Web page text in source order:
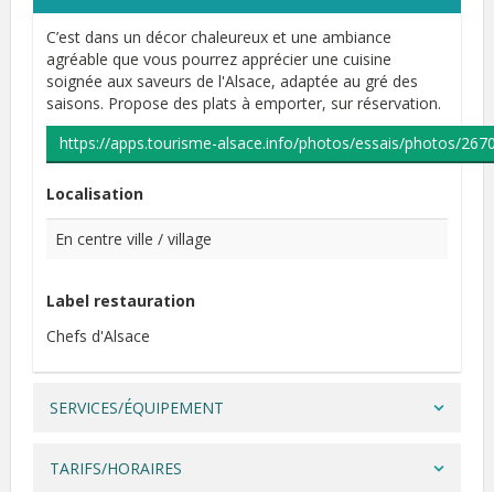
C’est dans un décor chaleureux et une ambiance
agréable que vous pourrez apprécier une cuisine
soignée aux saveurs de l'Alsace, adaptée au gré des
saisons. Propose des plats à emporter, sur réservation.
https://apps.tourisme-alsace.info/photos/essais/photos/
Localisation
En centre ville / village
Label restauration
Chefs d'Alsace
SERVICES/ÉQUIPEMENT
TARIFS/HORAIRES